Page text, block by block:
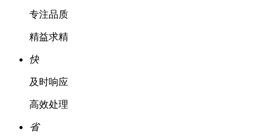
专注品质
精益求精
快
及时响应
高效处理
省